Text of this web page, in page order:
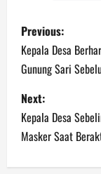
P
o
s
t
n
Previous:
Kepala Desa
Gunung Sari
Next:
Kepala Desa
Masker Saat